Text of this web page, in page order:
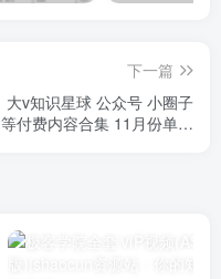
下一篇
大v知识星球 公众号 小圈子
等付费内容合集 11月份单独